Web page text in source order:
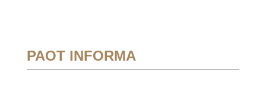
PAOT INFORMA